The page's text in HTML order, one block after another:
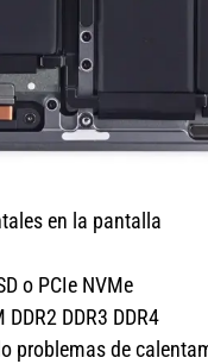
en la pantalla
o PCIe NVMe
DDR3 DDR4
problemas de